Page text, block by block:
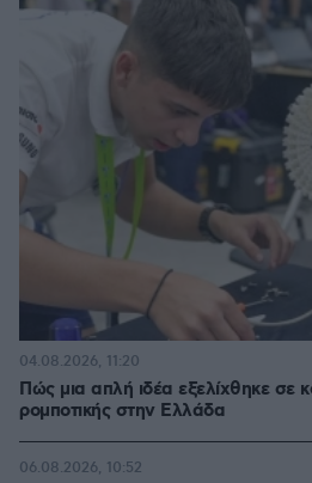
Πώς μια απλή ιδέα εξελίχθηκε σε
ρομποτικής στην Ελλάδα
04.08.2026, 11:20
06.08.2026, 10:52